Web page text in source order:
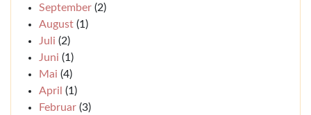
September (2)
August (1)
Juli (2)
Juni (1)
Mai (4)
April (1)
Februar (3)